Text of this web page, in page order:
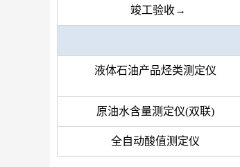
竣工验收→
液体石油产品烃类测定仪
原油水含量测定仪(双联)
全自动酸值测定仪